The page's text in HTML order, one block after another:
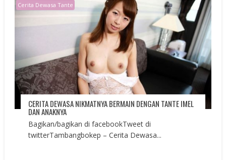
Cerita Dewasa Tante
CERITA DEWASA NIKMATNYA BERMAIN DENGAN TANTE IMEL
DAN ANAKNYA
Bagikan/bagikan di facebookTweet di
twitterTambangbokep – Cerita Dewasa...